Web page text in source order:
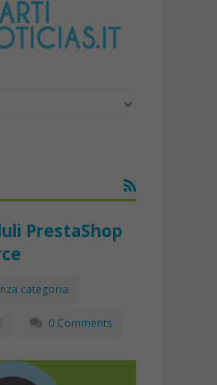
PrestaShop
categoria
0 Comments